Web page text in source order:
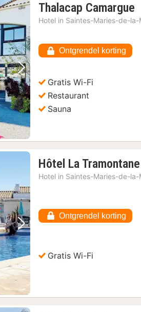
Volgende foto
Thalacap Camargue
Hotel in Saintes-Maries-de-la-
Ontgrendel korting
Gratis Wi-Fi
Restaurant
Sauna
Volgende foto
Hôtel La Tramontane
Hotel in Saintes-Maries-de-la-
Ontgrendel korting
Gratis Wi-Fi